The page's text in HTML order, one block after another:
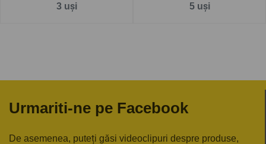
alege instalația electrică în funcție de ceea ce ați dori să
3 uși 5 uși
Urmariti-ne pe Facebook
De asemenea, puteți găsi videoclipuri despre produse,